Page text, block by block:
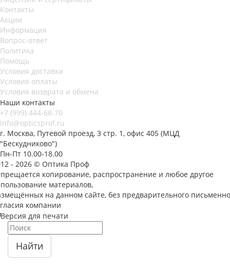
Контакты
Акции
Информация
Вопрос-ответ
Политика
Помощь
Условия доставки
Условия оплаты
Условия возврата и обмена
Наши контакты
+7 (999) 444-68-70
info@opticsprof.ru
г. Москва, Путевой проезд, 3 стр. 1, офис 405 (МЦД
"Бескудниково")
Пн-Пт 10.00-18.00
- 2026 © Оптика Проф
копирование, распространение и любое другое
материалов,
на данном сайте, без предварительного
компании
Версия для печати
Найти